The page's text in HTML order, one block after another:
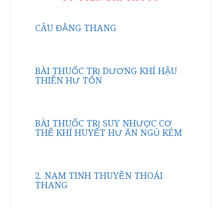
CÂU ĐẰNG THANG
BÀI THUỐC TRỊ DƯƠNG KHÍ HẬU
THIÊN HƯ TỔN
BÀI THUỐC TRỊ SUY NHƯỢC CƠ
THỂ KHÍ HUYẾT HƯ ĂN NGỦ KÉM
2. NAM TINH THUYỀN THOÁI
THANG